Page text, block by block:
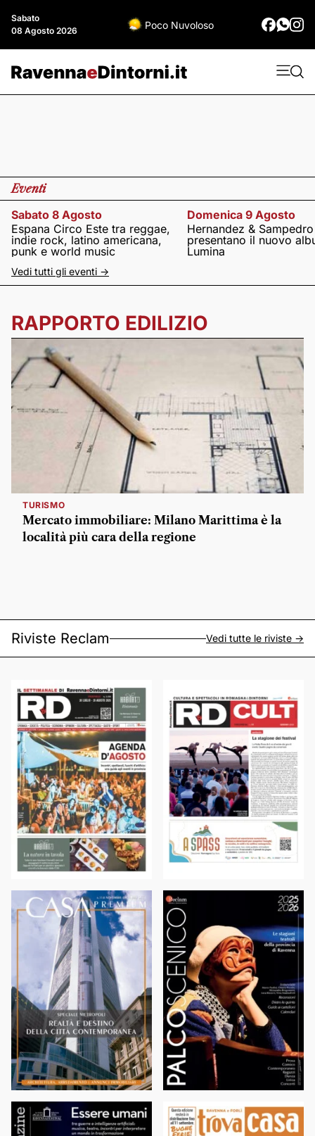
Sabato
08 Agosto 2026
Poco Nuvoloso
Eventi
Sabato 8 Agosto
Espana Circo Este tra reggae,
indie rock, latino americana,
punk e world music
Domenica 9 Agosto
Hernandez & Sampedro
presentano il nuovo
Lumina
Vedi tutti gli eventi ->
RAPPORTO EDILIZIO
TURISMO
Mercato immobiliare: Milano Marittima è la
località più cara della regione
Riviste Reclam Vedi tutte le riviste ->